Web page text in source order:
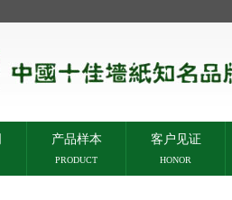
产品样本
PRODUCT
客户见证
HONOR